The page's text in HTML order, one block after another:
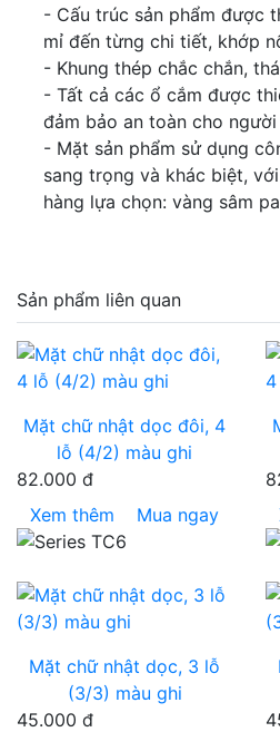
- Cấu trúc sản phẩm được
mỉ đến từng chi tiết, khớp
- Khung thép chắc chắn,
- Tất cả các ổ cắm được
đảm bảo an toàn cho
- Mặt sản phẩm sử dụng
sang trọng và khác biệt,
hàng lựa chọn: vàng sâm
Sản phẩm liên quan
Mặt chữ nhật dọc đôi, 4
lỗ (4/2) màu ghi
82.000 đ
Xem thêm
Mua ngay
Mặt chữ nhật dọc, 3 lỗ
(3/3) màu ghi
45.000 đ